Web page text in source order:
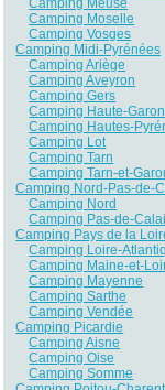
Camping Meuse
Camping Moselle
Camping Vosges
Camping Midi-Pyrénées
Camping Ariège
Camping Aveyron
Camping Gers
Camping Haute-
Camping Hautes-
Camping Lot
Camping Tarn
Camping Tarn-et-
Camping Nord-Pas-de-
Camping Nord
Camping Pas-de-
Camping Pays de la
Camping Loire-
Camping Maine-et-
Camping Mayenne
Camping Sarthe
Camping Vendée
Camping Picardie
Camping Aisne
Camping Oise
Camping Somme